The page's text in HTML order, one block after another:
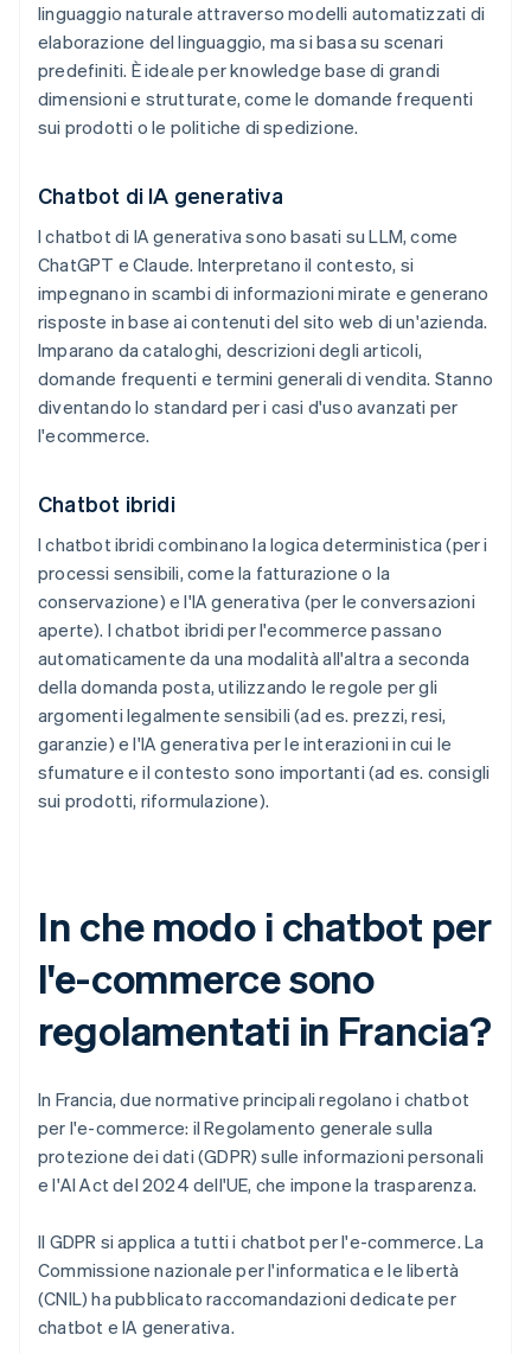
linguaggio naturale attraverso modelli automatizzati di
elaborazione del linguaggio, ma si basa su scenari
predefiniti. È ideale per knowledge base di grandi
dimensioni e strutturate, come le domande frequenti
sui prodotti o le politiche di spedizione.
Chatbot di IA generativa
I chatbot di IA generativa sono basati su LLM, come
ChatGPT e Claude. Interpretano il contesto, si
impegnano in scambi di informazioni mirate e generano
risposte in base ai contenuti del sito web di un'azienda.
Imparano da cataloghi, descrizioni degli articoli,
domande frequenti e termini generali di vendita. Stanno
diventando lo standard per i casi d'uso avanzati per
l'ecommerce.
Chatbot ibridi
I chatbot ibridi combinano la logica deterministica (per i
processi sensibili, come la fatturazione o la
conservazione) e l'IA generativa (per le conversazioni
aperte). I chatbot ibridi per l'ecommerce passano
automaticamente da una modalità all'altra a seconda
della domanda posta, utilizzando le regole per gli
argomenti legalmente sensibili (ad es. prezzi, resi,
garanzie) e l'IA generativa per le interazioni in cui le
sfumature e il contesto sono importanti (ad es. consigli
sui prodotti, riformulazione).
In che modo i chatbot per
l'e-commerce sono
regolamentati in Francia?
In Francia, due normative principali regolano i chatbot
per l'e-commerce: il Regolamento generale sulla
protezione dei dati (GDPR) sulle informazioni personali
e l'AI Act del 2024 dell'UE, che impone la trasparenza.
Il GDPR si applica a tutti i chatbot per l'e-commerce. La
Commissione nazionale per l'informatica e le libertà
(CNIL) ha pubblicato raccomandazioni dedicate per
chatbot e IA generativa.